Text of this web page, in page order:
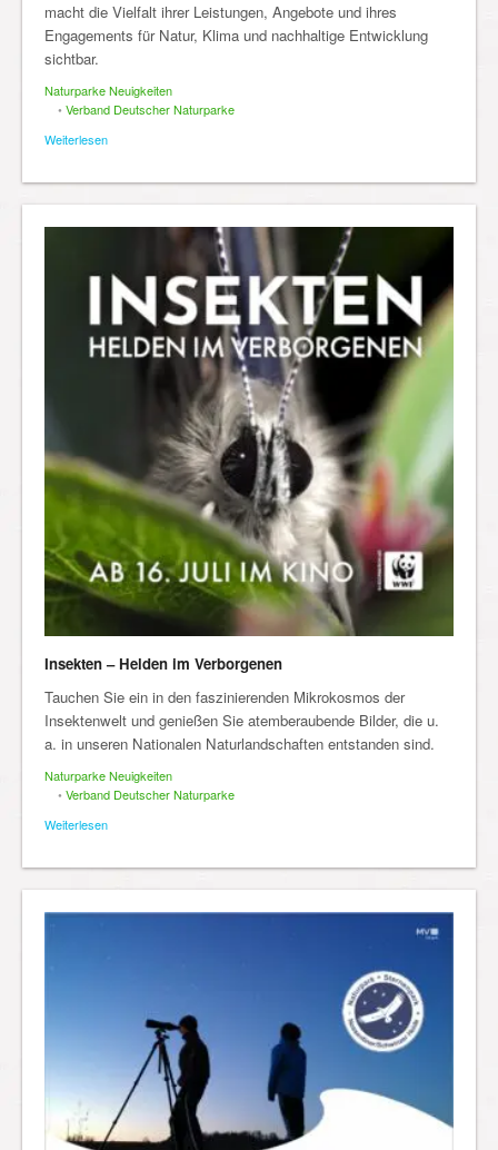
macht die Vielfalt ihrer Leistungen, Angebote und ihres
Engagements für Natur, Klima und nachhaltige Entwicklung
sichtbar.
Naturparke Neuigkeiten
• Verband Deutscher Naturparke
Weiterlesen
Insekten – Helden im Verborgenen
Tauchen Sie ein in den faszinierenden Mikrokosmos der
Insektenwelt und genießen Sie atemberaubende Bilder, die u.
a. in unseren Nationalen Naturlandschaften entstanden sind.
Naturparke Neuigkeiten
• Verband Deutscher Naturparke
Weiterlesen